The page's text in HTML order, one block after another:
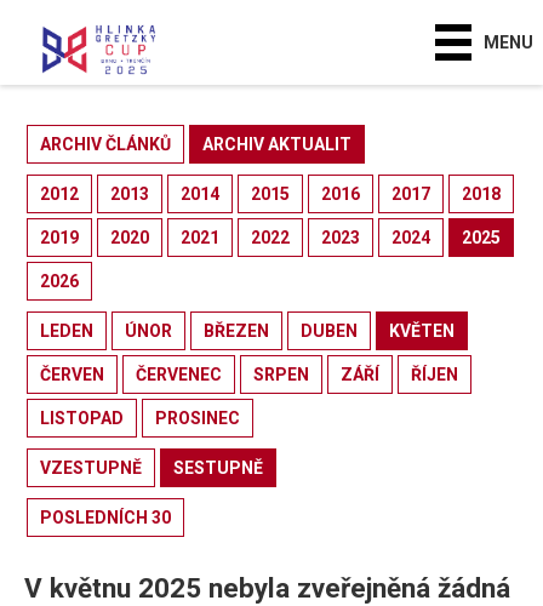
MENU
ARCHIV ČLÁNKŮ ARCHIV AKTUALIT
2012 2013 2014 2015 2016 2017 2018
2019 2020 2021 2022 2023 2024 2025
2026
LEDEN ÚNOR BŘEZEN DUBEN KVĚTEN
ČERVEN ČERVENEC SRPEN ZÁŘÍ ŘÍJEN
LISTOPAD PROSINEC
VZESTUPNĚ SESTUPNĚ
POSLEDNÍCH 30
V květnu 2025 nebyla zveřejněná žádná